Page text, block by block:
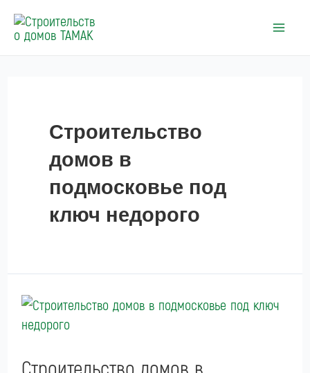
содержимому
Строительство
домов в
подмосковье под
ключ недорого
Строительство домов в